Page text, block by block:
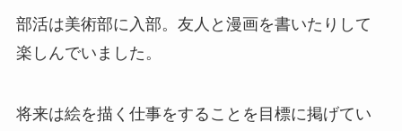
部活は美術部に入部。友人と漫画を書いたりして
楽しんでいました。
将来は絵を描く仕事をすることを目標に掲げてい